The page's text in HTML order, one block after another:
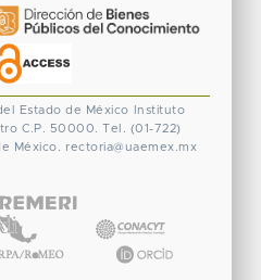
Estado de México
Instituto
C.P. 50000. Tel. (01-722)
México. rectoria@uaemex.mx